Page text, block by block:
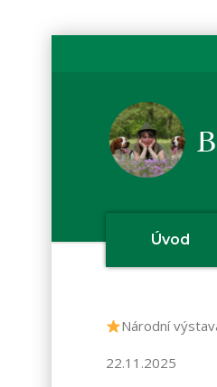
Úvod
Národní
22.11.2025